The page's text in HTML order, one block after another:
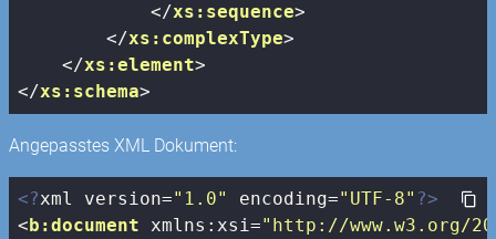
</xs:sequence>
</xs:complexType>
</xs:element>
</xs:schema>
Angepasstes XML Dokument:
<?xml version="1.0" encoding="UTF-8" ?>
<b:document xmlns:xsi="http://www.w3.org/